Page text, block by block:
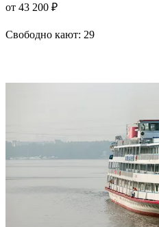
от 43 200 ₽
Свободно кают: 29